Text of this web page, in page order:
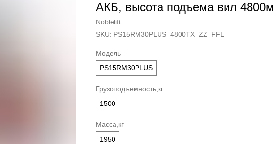
АКБ, высота подъема вил
Noblelift
SKU: PS15RM30PLUS_4800TX_ZZ_FFL
Модель
PS15RM30PLUS
Грузоподъемность,кг
1500
Масса,кг
1950